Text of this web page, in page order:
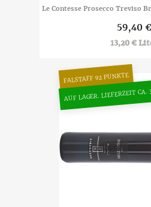
Le Contesse Prosecco Treviso
59,40 €
13,20 €
FALSTAFF 92 PUNKTE
AUF LAGER. LIEFERZEIT CA.